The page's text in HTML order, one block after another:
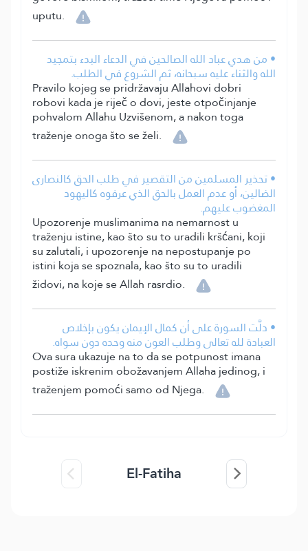
uputu.
• من هدي عباد الله الصالحين في الدعاء البدء بتمجيد
الله والثناء عليه سبحانه، ثم الشروع في الطلب.
Pravilo kojeg se pridržavaju Allahovi dobri
robovi kada je riječ o dovi, jeste otpočinjanje
pohvalom Allahu Uzvišenom, a nakon toga
traženje onoga što se želi.
• تحذير المسلمين من التقصير في طلب الحق كالنصارى
الضالين، أو عدم العمل بالحق الذي عرفوه كاليهود
المغضوب عليهم.
Upozorenje muslimanima na nemarnost u
traženju istine, kao što su to uradili kršćani, koji
su zalutali, i upozorenje na nepostupanje po
istini koja se spoznala, kao što su to uradili
židovi, na koje se Allah rasrdio.
• دلَّت السورة على أن كمال الإيمان يكون بإخلاص
العبادة لله تعالى وطلب العون منه وحده دون سواه.
Ova sura ukazuje na to da se potpunost imana
postiže iskrenim obožavanjem Allaha jedinog, i
traženjem pomoći samo od Njega.
El-Fatiha